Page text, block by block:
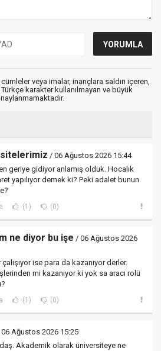
veya imalar, inançlara saldırı içeren,
Türkçe karakter kullanılmayan ve büyük
/ 06 Ağustos 2026 15:44
geriye gidiyor anlamış olduk. Hocalık
yapılıyor demek ki? Peki adalet bunun
(1) (0)
ne diyor bu işe / 06 Ağustos 2026
ise para da kazanıyor derler.
mi kazanıyor ki yok sa aracı rolü
(1) (0)
Ağustos 2026 15:25
Akademik olarak üniversiteye ne